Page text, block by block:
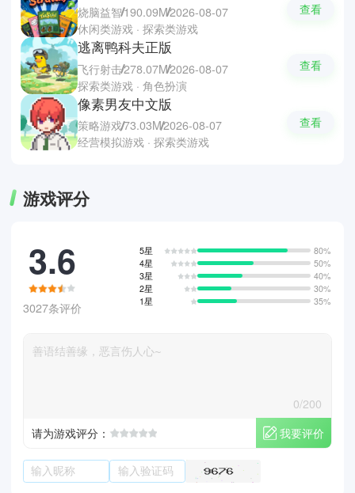
烧脑益智190.09M2026-08-07
休闲类游戏 · 探索类游戏
查看
逃离鸭科夫正版
飞行射击278.07M2026-08-07
探索类游戏 · 角色扮演
查看
像素男友中文版
策略游戏73.03M2026-08-07
经营模拟游戏 · 探索类游戏
查看
游戏评分
3.6
3027条评价
5星
80%
4星
50%
3星
40%
2星
30%
1星
35%
0/200
请为游戏评分：
我要评价